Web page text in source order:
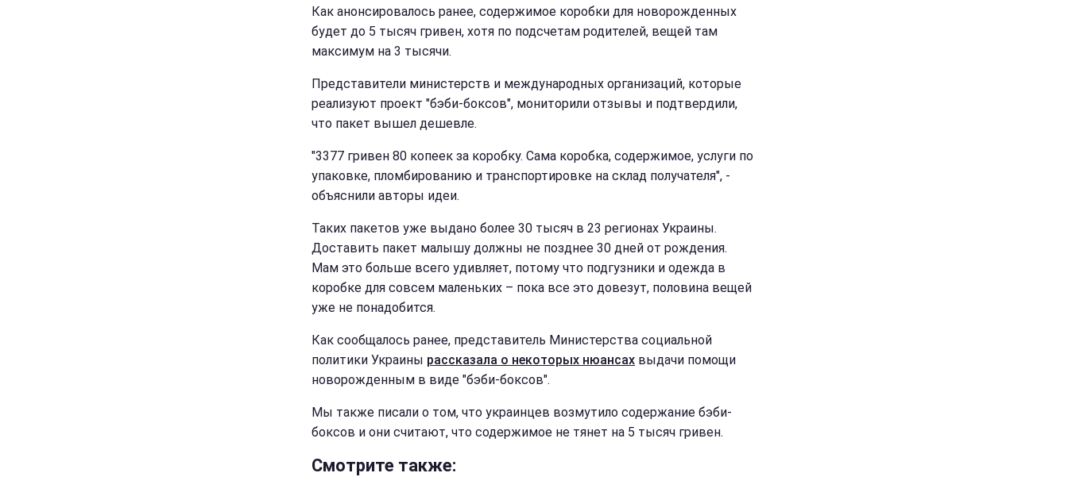
Как анонсировалось ранее, содержимое коробки для новорожденных
будет до 5 тысяч гривен, хотя по подсчетам родителей, вещей там
максимум на 3 тысячи.
Представители министерств и международных организаций, которые
реализуют проект "бэби-боксов", мониторили отзывы и подтвердили,
что пакет вышел дешевле.
"3377 гривен 80 копеек за коробку. Сама коробка, содержимое, услуги по
упаковке, пломбированию и транспортировке на склад получателя", -
объяснили авторы идеи.
Таких пакетов уже выдано более 30 тысяч в 23 регионах Украины.
Доставить пакет малышу должны не позднее 30 дней от рождения.
Мам это больше всего удивляет, потому что подгузники и одежда в
коробке для совсем маленьких – пока все это довезут, половина вещей
уже не понадобится.
Как сообщалось ранее, представитель Министерства социальной
политики Украины рассказала о некоторых нюансах выдачи помощи
новорожденным в виде "бэби-боксов".
Мы также писали о том, что украинцев возмутило содержание бэби-
боксов и они считают, что содержимое не тянет на 5 тысяч гривен.
Смотрите также: